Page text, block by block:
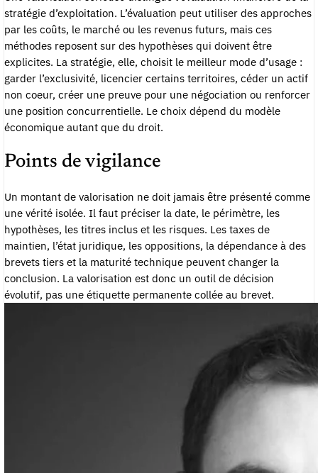
stratégie d’exploitation. L’évaluation peut utiliser des approches
par les coûts, le marché ou les revenus futurs, mais ces
méthodes reposent sur des hypothèses qui doivent être
explicites. La stratégie, elle, choisit le meilleur mode d’usage :
garder l’exclusivité, licencier certains territoires, céder un actif
non coeur, créer une preuve pour une négociation ou renforcer
une position concurrentielle. Le choix dépend du modèle
économique autant que du droit.
Points de vigilance
Un montant de valorisation ne doit jamais être présenté comme
une vérité isolée. Il faut préciser la date, le périmètre, les
hypothèses, les titres inclus et les risques. Les taxes de
maintien, l’état juridique, les oppositions, la dépendance à des
brevets tiers et la maturité technique peuvent changer la
conclusion. La valorisation est donc un outil de décision
évolutif, pas une étiquette permanente collée au brevet.